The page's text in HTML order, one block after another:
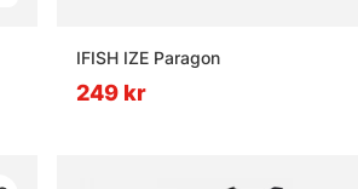
IFISH IZE Paragon
249 kr